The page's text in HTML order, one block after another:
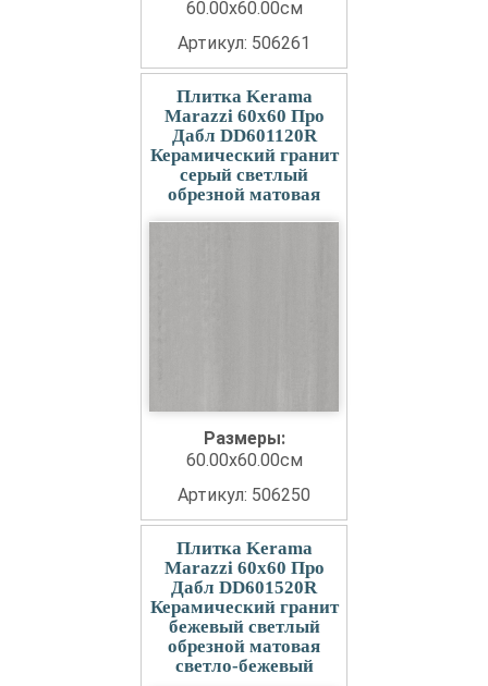
60.00x60.00см
Артикул: 506261
Плитка Kerama
Marazzi 60x60 Про
Дабл DD601120R
Керамический гранит
серый светлый
обрезной матовая
Размеры:
60.00x60.00см
Артикул: 506250
Плитка Kerama
Marazzi 60x60 Про
Дабл DD601520R
Керамический гранит
бежевый светлый
обрезной матовая
светло-бежевый